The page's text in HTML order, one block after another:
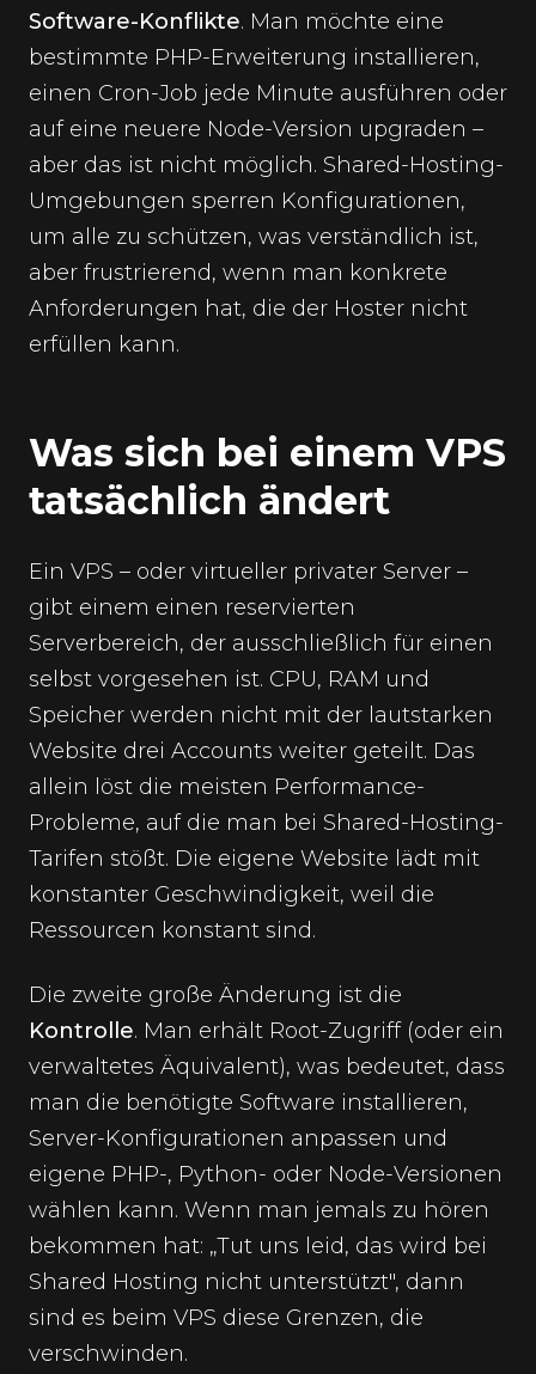
Software-Konflikte. Man möchte eine
bestimmte PHP-Erweiterung installieren,
einen Cron-Job jede Minute ausführen oder
auf eine neuere Node-Version upgraden –
aber das ist nicht möglich. Shared-Hosting-
Umgebungen sperren Konfigurationen,
um alle zu schützen, was verständlich ist,
aber frustrierend, wenn man konkrete
Anforderungen hat, die der Hoster nicht
erfüllen kann.
Was sich bei einem VPS
tatsächlich ändert
Ein VPS – oder virtueller privater Server –
gibt einem einen reservierten
Serverbereich, der ausschließlich für einen
selbst vorgesehen ist. CPU, RAM und
Speicher werden nicht mit der lautstarken
Website drei Accounts weiter geteilt. Das
allein löst die meisten Performance-
Probleme, auf die man bei Shared-Hosting-
Tarifen stößt. Die eigene Website lädt mit
konstanter Geschwindigkeit, weil die
Ressourcen konstant sind.
Die zweite große Änderung ist die
Kontrolle. Man erhält Root-Zugriff (oder ein
verwaltetes Äquivalent), was bedeutet, dass
man die benötigte Software installieren,
Server-Konfigurationen anpassen und
eigene PHP-, Python- oder Node-Versionen
wählen kann. Wenn man jemals zu hören
bekommen hat: „Tut uns leid, das wird bei
Shared Hosting nicht unterstützt", dann
sind es beim VPS diese Grenzen, die
verschwinden.